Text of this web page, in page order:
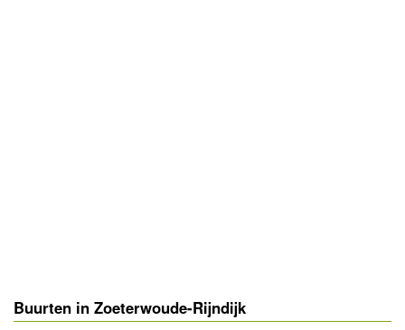
Buurten in Zoeterwoude-Rijndijk